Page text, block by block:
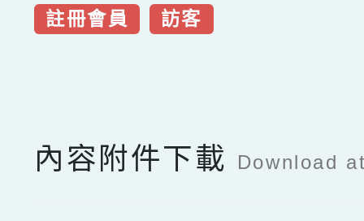
註冊會員 訪客
內容附件下載 Download